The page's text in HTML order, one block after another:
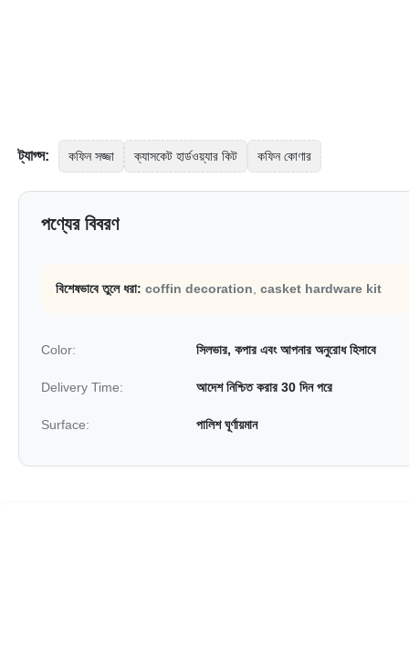
ট্যাগ্স: কফিন সজ্জা ক্যাসকেট হার্ডওয়্যার কিট কফিন কোণার
পণ্যের বিবরণ
বিশেষভাবে তুলে ধরা: coffin decoration casket hardware kit
Color: সিলভার, কপার এবং আপনার অনুরোধ হিসাবে
Delivery Time: আদেশ নিশ্চিত করার 30 দিন পরে
Surface: পালিশ ঘূর্ণায়মান